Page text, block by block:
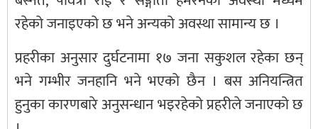
रहेको जनाइएको छ भने अन्यको अवस्था सामान्य छ ।
प्रहरीका अनुसार दुर्घटनामा १७ जना सकुशल रहेका छन्
भने गम्भीर जनहानि भने भएको छैन । बस अनियन्त्रित
हुनुका कारणबारे अनुसन्धान भइरहेको प्रहरीले जनाएको छ